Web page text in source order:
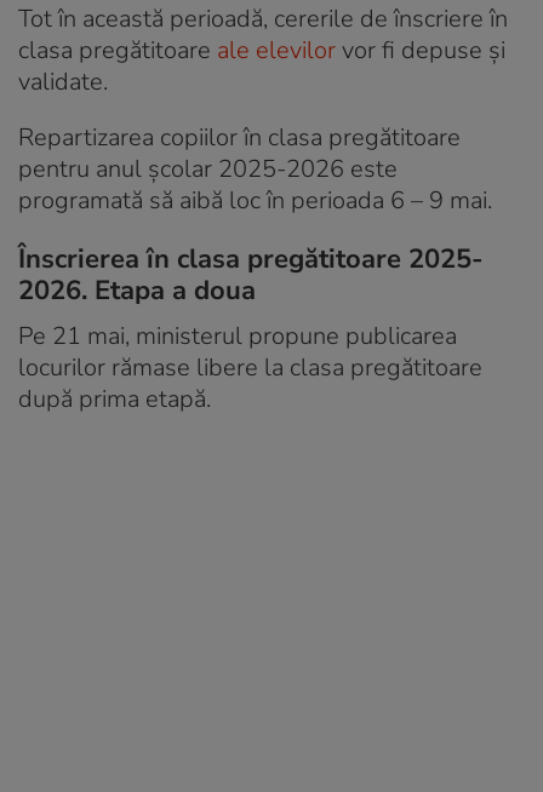
Tot în această perioadă, cererile de înscriere în
clasa pregătitoare ale elevilorvor fi depuse și
validate.
Repartizarea copiilor în clasa pregătitoare
pentru anul școlar 2025-2026 este
programată să aibă loc în perioada 6 – 9 mai.
Înscrierea în clasa pregătitoare 2025-
2026. Etapa a doua
Pe 21 mai, ministerul propune publicarea
locurilor rămase libere la clasa pregătitoare
după prima etapă.